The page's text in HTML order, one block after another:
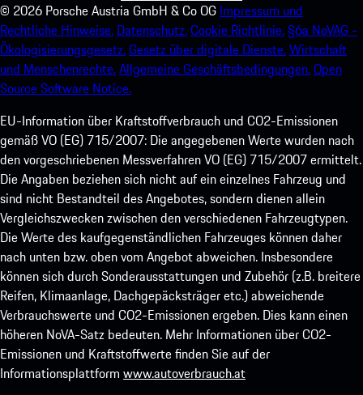
© 2026 Porsche Austria GmbH & Co OG Impressum und
Rechtliche Hinweise. Datenschutz.Cookie Richtlinie.§6a NoVAG -
Ökologisierungsgesetz.Gesetz über digitale Dienste.Wirtschaft
und Menschenrechte.Allgemeine Geschäftsbedingungen.Open
Source Software Notice.
EU-Information über Kraftstoffverbrauch und CO2-Emissionen
gemäß VO (EG) 715/2007: Die angegebenen Werte wurden nach
den vorgeschriebenen Messverfahren VO (EG) 715/2007 ermittelt.
Die Angaben beziehen sich nicht auf ein einzelnes Fahrzeug und
sind nicht Bestandteil des Angebotes, sondern dienen allein
Vergleichszwecken zwischen den verschiedenen Fahrzeugtypen.
Die Werte des kaufgegenständlichen Fahrzeuges können daher
nach unten bzw. oben vom Angebot abweichen. Insbesondere
können sich durch Sonderausstattungen und Zubehör (z.B. breitere
Reifen, Klimaanlage, Dachgepäcksträger etc.) abweichende
Verbrauchswerte und CO2-Emissionen ergeben. Dies kann einen
höheren NoVA-Satz bedeuten. Mehr Informationen über CO2-
Emissionen und Kraftstoffwerte finden Sie auf der
Informationsplattform www.autoverbrauch.at